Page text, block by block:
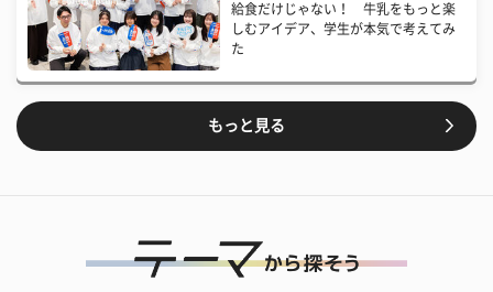
給食だけじゃない！ 牛乳をもっと楽
しむアイデア、学生が本気で考えてみ
た
もっと見る